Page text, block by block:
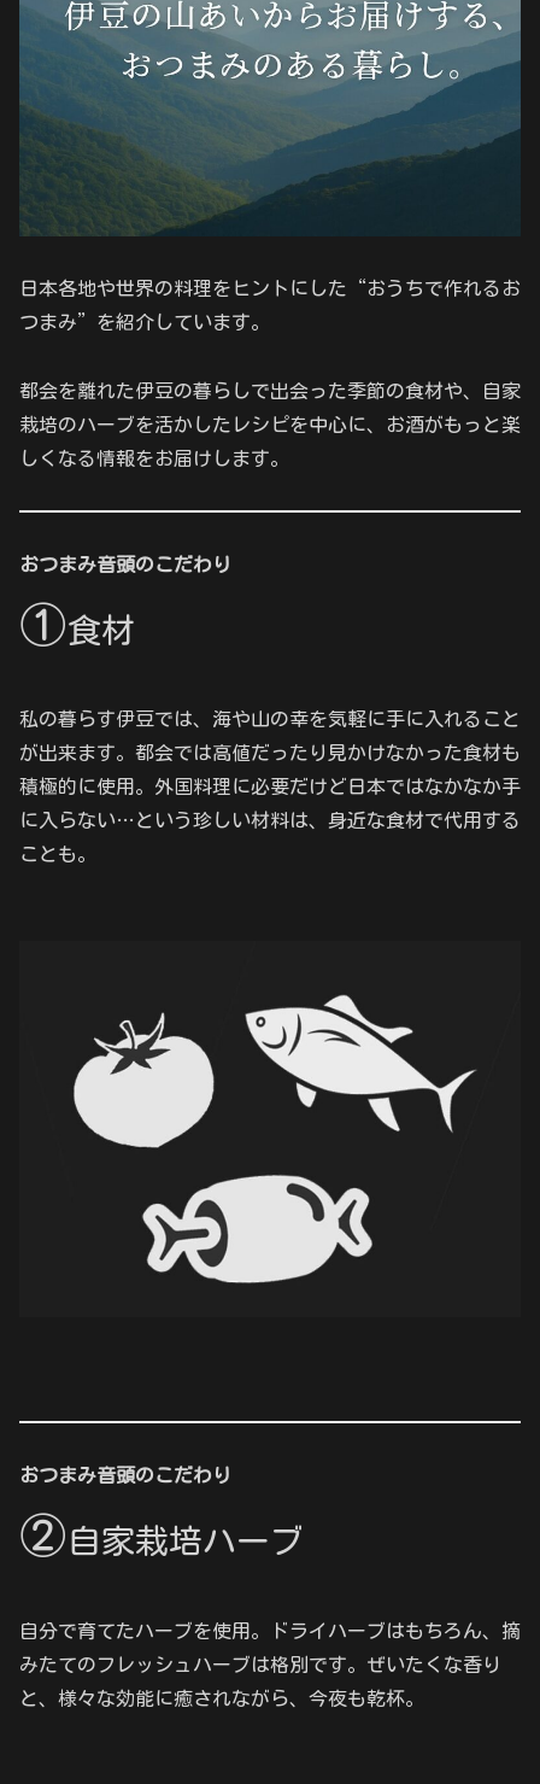
日本各地や世界の料理をヒントにした“おうちで作れるお
つまみ”を紹介しています。
都会を離れた伊豆の暮らしで出会った季節の食材や、自家
栽培のハーブを活かしたレシピを中心に、お酒がもっと楽
しくなる情報をお届けします。
おつまみ音頭のこだわり
①食材
私の暮らす伊豆では、海や山の幸を気軽に手に入れること
が出来ます。都会では高値だったり見かけなかった食材も
積極的に使用。外国料理に必要だけど日本ではなかなか手
に入らない…という珍しい材料は、身近な食材で代用する
ことも。
おつまみ音頭のこだわり
②自家栽培ハーブ
自分で育てたハーブを使用。ドライハーブはもちろん、摘
みたてのフレッシュハーブは格別です。ぜいたくな香り
と、様々な効能に癒されながら、今夜も乾杯。